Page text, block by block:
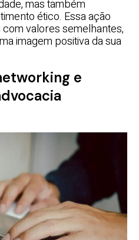
mas também
ético. Essa ação
valores semelhantes,
imagem positiva da sua
e